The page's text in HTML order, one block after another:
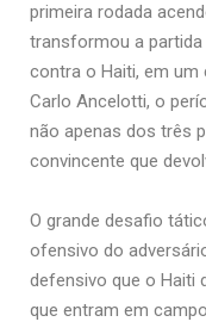
primeira rodada
transformou a partida
contra o Haiti, em
Carlo Ancelotti, o
não apenas dos três
convincente que
O grande desafio
ofensivo do
defensivo que o Haiti
que entram em